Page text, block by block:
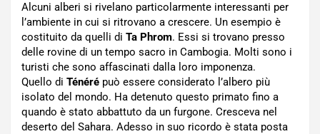
Alcuni alberi si rivelano particolarmente interessanti per
l’ambiente in cui si ritrovano a crescere. Un esempio è
costituito da quelli di Ta Phrom. Essi si trovano presso
delle rovine di un tempo sacro in Cambogia. Molti sono i
turisti che sono affascinati dalla loro imponenza.
Quello di Ténéré può essere considerato l’albero più
isolato del mondo. Ha detenuto questo primato fino a
quando è stato abbattuto da un furgone. Cresceva nel
deserto del Sahara. Adesso in suo ricordo è stata posta